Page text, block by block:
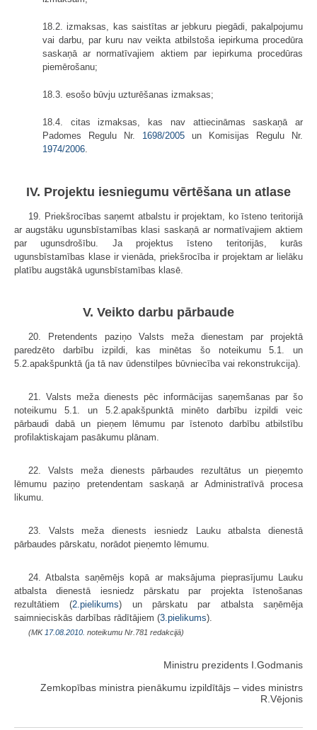
18.2. izmaksas, kas saistītas ar jebkuru piegādi, pakalpojumu
vai darbu, par kuru nav veikta atbilstoša iepirkuma procedūra
saskaņā ar normatīvajiem aktiem par iepirkuma procedūras
piemērošanu;
18.3. esošo būvju uzturēšanas izmaksas;
18.4. citas izmaksas, kas nav attiecināmas saskaņā ar
Padomes Regulu Nr. 1698/2005 un Komisijas Regulu Nr.
1974/2006
IV. Projektu iesniegumu vērtēšana un atlase
19. Priekšrocības saņemt atbalstu ir projektam, ko īsteno teritorijā
ar augstāku ugunsbīstamības klasi saskaņā ar normatīvajiem aktiem
par ugunsdrošību. Ja projektus īsteno teritorijās, kurās
ugunsbīstamības klase ir vienāda, priekšrocība ir projektam ar lielāku
platību augstākā ugunsbīstamības klasē.
V. Veikto darbu pārbaude
20. Pretendents paziņo Valsts meža dienestam par projektā
paredzēto darbību izpildi, kas minētas šo noteikumu 5.1. un
5.2.apakšpunktā (ja tā nav ūdenstilpes būvniecība vai rekonstrukcija).
21. Valsts meža dienests pēc informācijas saņemšanas par šo
noteikumu 5.1. un 5.2.apakšpunktā minēto darbību izpildi veic
pārbaudi dabā un pieņem lēmumu par īstenoto darbību atbilstību
profilaktiskajam pasākumu plānam.
22. Valsts meža dienests pārbaudes rezultātus un pieņemto
lēmumu paziņo pretendentam saskaņā ar Administratīvā procesa
likumu.
23. Valsts meža dienests iesniedz Lauku atbalsta dienestā
pārbaudes pārskatu, norādot pieņemto lēmumu.
24. Atbalsta saņēmējs kopā ar maksājuma pieprasījumu Lauku
atbalsta dienestā iesniedz pārskatu par projekta īstenošanas
rezultātiem (2.pielikums) un pārskatu par atbalsta saņēmēja
saimnieciskās darbības rādītājiem (3.pielikums).
(MK 17.08.2010. noteikumu Nr.781 redakcijā)
Ministru prezidents I.Godmanis
Zemkopības ministra pienākumu izpildītājs – vides ministrs
R.Vējonis